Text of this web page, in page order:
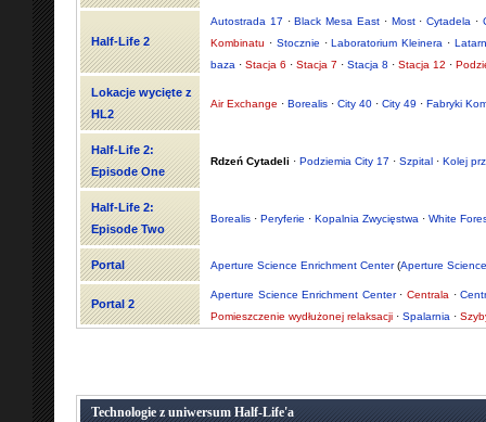
Half-Life 2
Autostrada 17 ·Black Mesa East· Most·Cytadela ·
Kombinatu · Stocznie ·Laboratorium Kleinera ·
baza · Stacja 6 · Stacja 7 · Stacja 8 · Stacja 12 ·
Lokacje wycięte z
HL2
Air Exchange · Borealis · City 40 · City 49 · Fabryki
Half-Life 2:
Episode One
Rdzeń Cytadeli · Podziemia City 17 · Szpital · Kolej
Half-Life 2:
Episode Two
Borealis · Peryferie · Kopalnia Zwycięstwa · White
Portal Aperture Science Enrichment Center(Aperture Science
Portal 2
Aperture Science Enrichment Center·Centrala ·
Pomieszczenie wydłużonej relaksacji · Spalarnia ·
Technologie z uniwersum Half-Life'a